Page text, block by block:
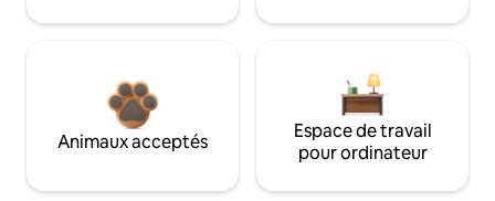
Animaux acceptés
Espace de travail
pour ordinateur